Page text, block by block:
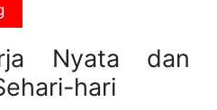
Nyata dan
hari